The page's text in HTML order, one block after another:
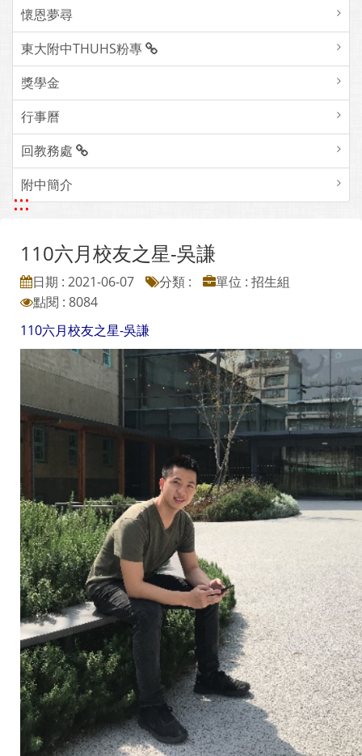
懷恩夢尋
東大附中THUHS粉專
獎學金
行事曆
回教務處
附中簡介
:::
110六月校友之星-吳謙
日期 : 2021-06-07 分類 :
單位 : 招生組
點閱 : 8084
110六月校友之星-吳謙